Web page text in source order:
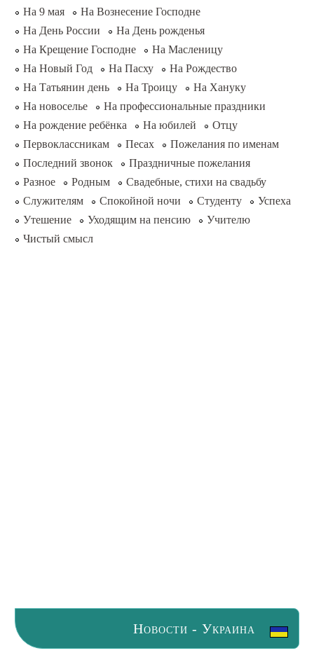
На 9 мая
На Вознесение Господне
На День России
На День рожденья
На Крещение Господне
На Масленицу
На Новый Год
На Пасху
На Рождество
На Татьянин день
На Троицу
На Хануку
На новоселье
На профессиональные праздники
На рождение ребёнка
На юбилей
Отцу
Первоклассникам
Песах
Пожелания по именам
Последний звонок
Праздничные пожелания
Разное
Родным
Свадебные, стихи на свадьбу
Служителям
Спокойной ночи Студенту
Успеха
Утешение
Уходящим на пенсию
Учителю
Чистый смысл
Новости - Украина